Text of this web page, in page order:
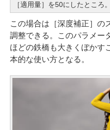
［適用量］を50にしたところ
この場合は［深度補正］の
調整できる。このパラメー
ほどの鉄橋も大きくぼかす
本的な使い方となる。